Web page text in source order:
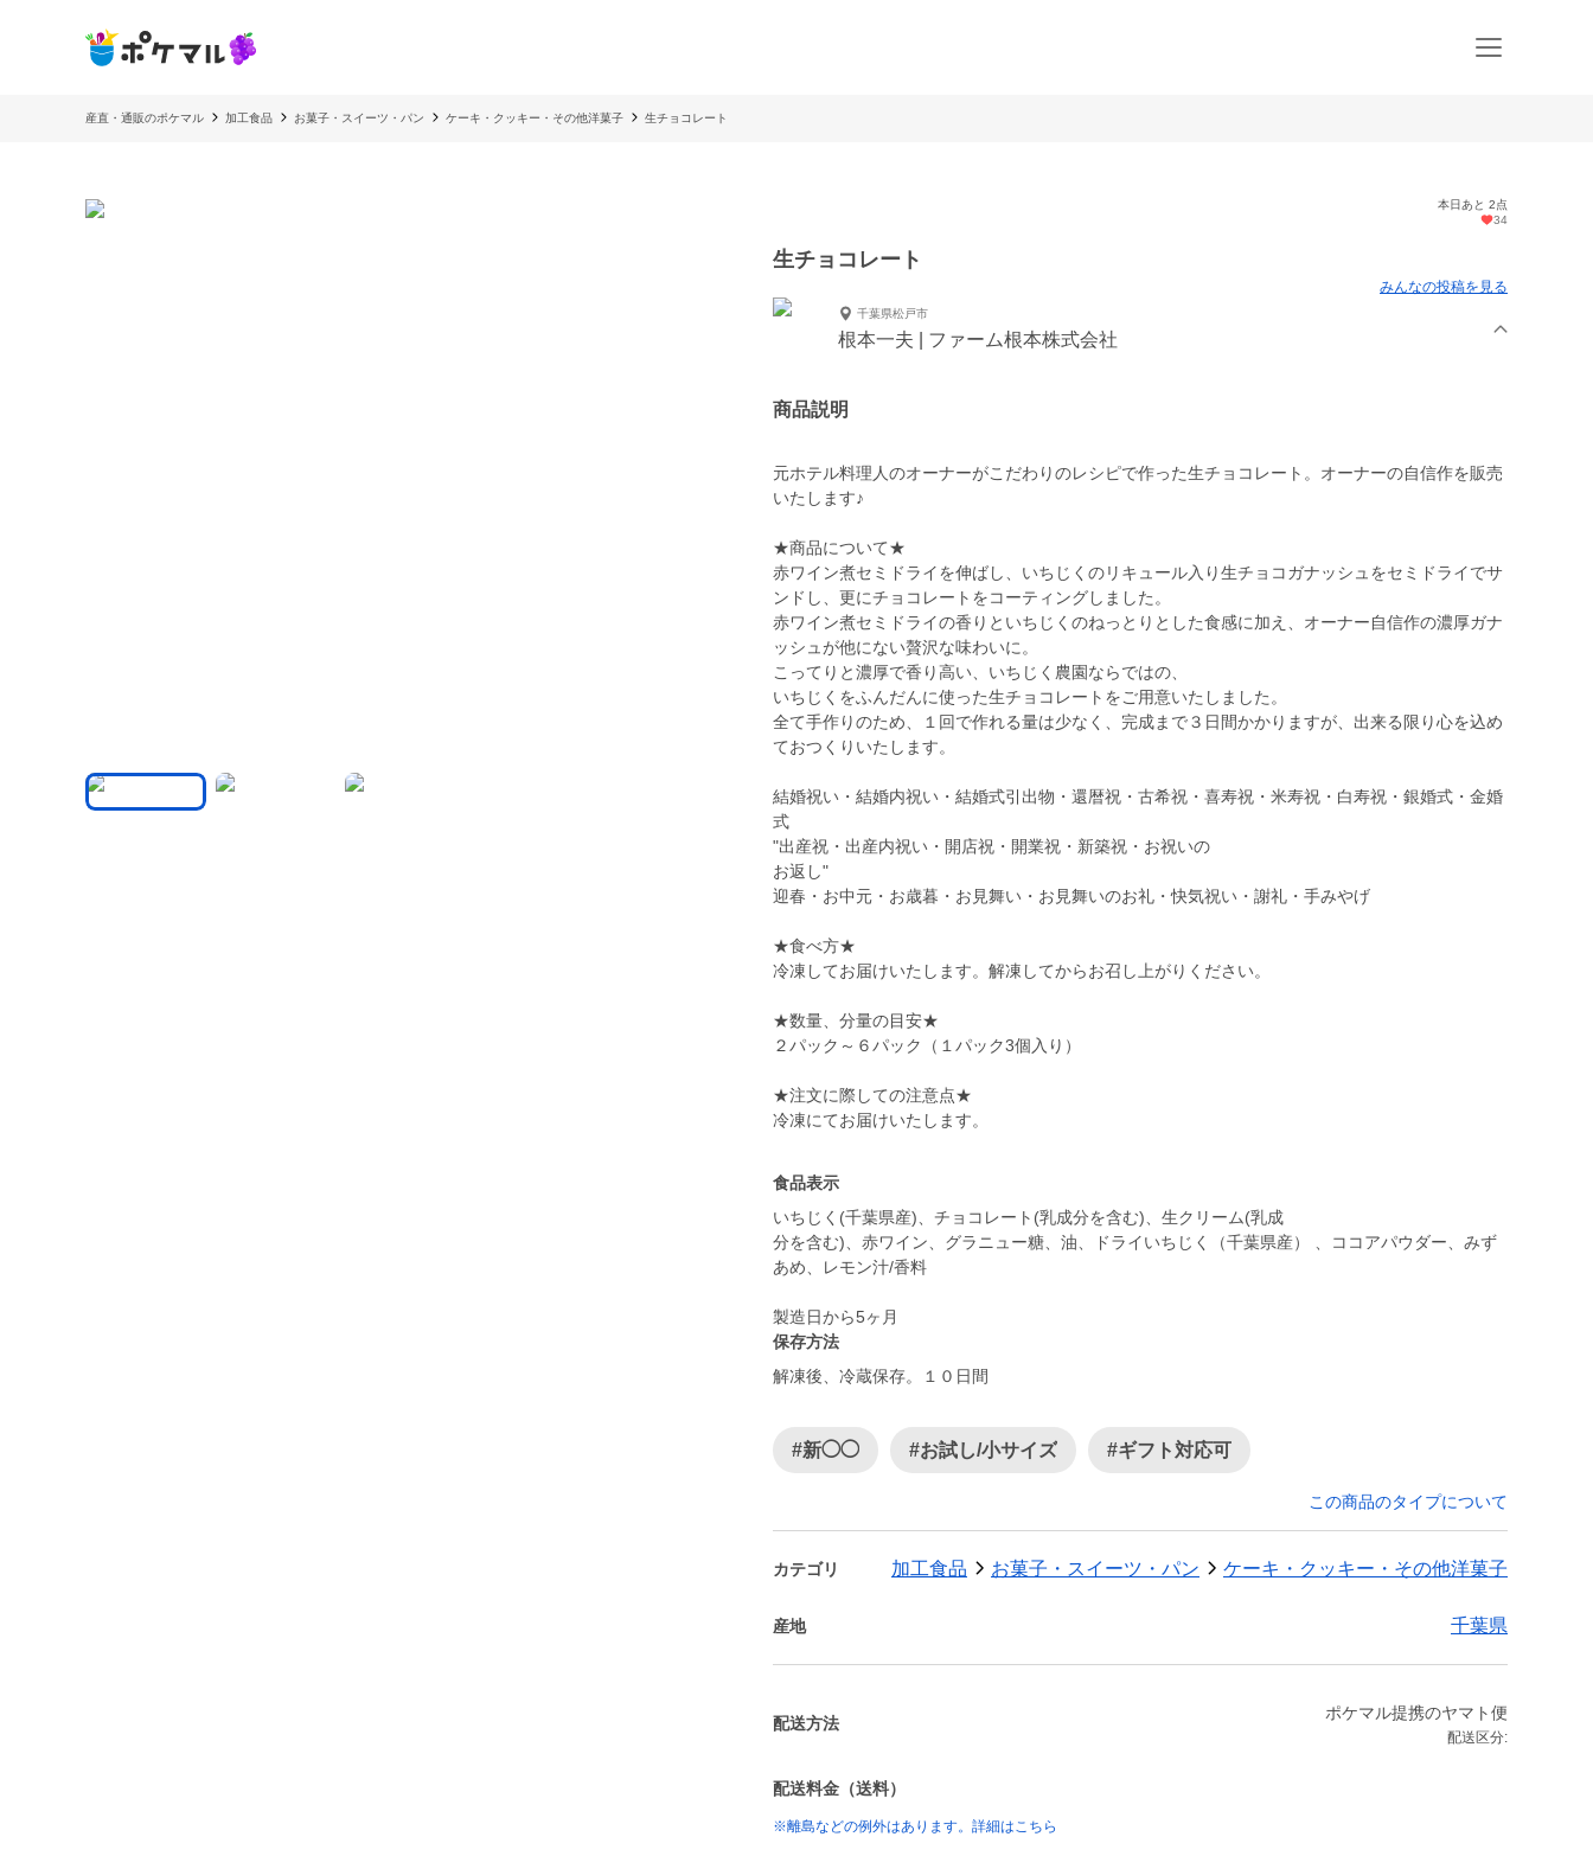
産直・通販のポケマル 加工食品 お菓子・スイーツ・パン ケーキ・クッキー・その他洋菓子 生チョコレート
本日あと 2点
34
生チョコレート
みんなの投稿を見る
千葉県松戸市
根本一夫 | ファーム根本株式会社
商品説明
元ホテル料理人のオーナーがこだわりのレシピで作った生チョコレート。オーナーの自信作を販売
いたします♪
★商品について★
赤ワイン煮セミドライを伸ばし、いちじくのリキュール入り生チョコガナッシュをセミドライでサ
ンドし、更にチョコレートをコーティングしました。
赤ワイン煮セミドライの香りといちじくのねっとりとした食感に加え、オーナー自信作の濃厚ガナ
ッシュが他にない贅沢な味わいに。
こってりと濃厚で香り高い、いちじく農園ならではの、
いちじくをふんだんに使った生チョコレートをご用意いたしました。
全て手作りのため、１回で作れる量は少なく、完成まで３日間かかりますが、出来る限り心を込め
ておつくりいたします。
結婚祝い・結婚内祝い・結婚式引出物・還暦祝・古希祝・喜寿祝・米寿祝・白寿祝・銀婚式・金婚
式
"出産祝・出産内祝い・開店祝・開業祝・新築祝・お祝いの
お返し"
迎春・お中元・お歳暮・お見舞い・お見舞いのお礼・快気祝い・謝礼・手みやげ
★食べ方★
冷凍してお届けいたします。解凍してからお召し上がりください。
★数量、分量の目安★
２パック～６パック（１パック3個入り）
★注文に際しての注意点★
冷凍にてお届けいたします。
食品表示
いちじく(千葉県産)、チョコレート(乳成分を含む)、⽣クリーム(乳成
分を含む)、⾚ワイン、グラニュー糖、油、ドライいちじく（千葉県産） 、ココアパウダー、みず
あめ、レモン汁/⾹料
製造日から5ヶ月
保存方法
解凍後、冷蔵保存。１０日間
#新◯◯ #お試し/小サイズ #ギフト対応可
この商品のタイプについて
カテゴリ 加工食品 お菓子・スイーツ・パン ケーキ・クッキー・その他洋菓子
産地 千葉県
配送方法
ポケマル提携のヤマト便
配送区分:
配送料金（送料）
※離島などの例外はあります。詳細はこちら